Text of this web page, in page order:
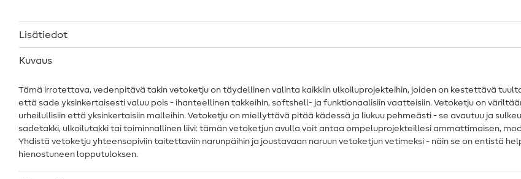
Lisätiedot
Kuvaus
Tämä irrotettava, vedenpitävä takin vetoketju on täydellinen valinta kaikkiin ulkoiluprojekteihin, joiden on kestettävä
että sade yksinkertaisesti valuu pois - ihanteellinen takkeihin, softshell- ja funktionaalisiin vaatteisiin. Vetoketju on
urheilullisiin että yksinkertaisiin malleihin. Vetoketju on miellyttävä pitää kädessä ja liukuu pehmeästi - se avautuu ja
sadetakki, ulkoilutakki tai toiminnallinen liivi: tämän vetoketjun avulla voit antaa ompeluprojekteillesi ammattimaisen,
Yhdistä vetoketju yhteensopiviin taitettaviin narunpäihin ja joustavaan naruun vetoketjun vetimeksi - näin se on entistä
hienostuneen lopputuloksen.